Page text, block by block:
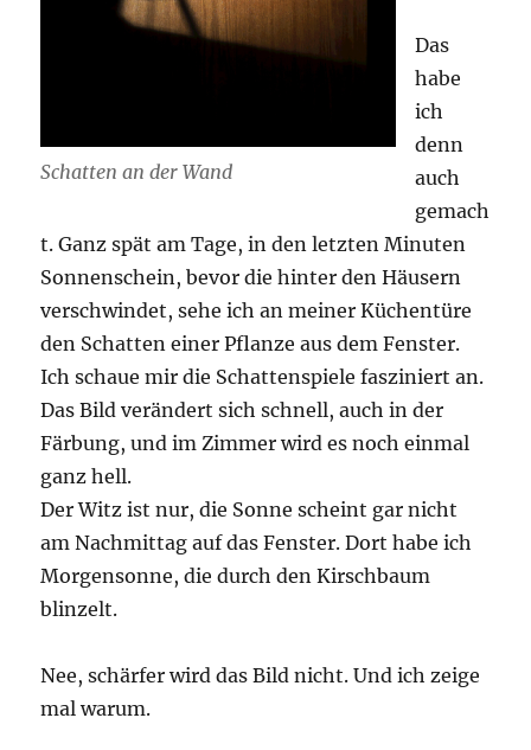
Schatten an der Wand
Das
habe
ich
denn
auch
gemach
t. Ganz spät am Tage, in den letzten Minuten
Sonnenschein, bevor die hinter den Häusern
verschwindet, sehe ich an meiner Küchentüre
den Schatten einer Pflanze aus dem Fenster.
Ich schaue mir die Schattenspiele fasziniert an.
Das Bild verändert sich schnell, auch in der
Färbung, und im Zimmer wird es noch einmal
ganz hell.
Der Witz ist nur, die Sonne scheint gar nicht
am Nachmittag auf das Fenster. Dort habe ich
Morgensonne, die durch den Kirschbaum
blinzelt.
Nee, schärfer wird das Bild nicht. Und ich zeige
mal warum.